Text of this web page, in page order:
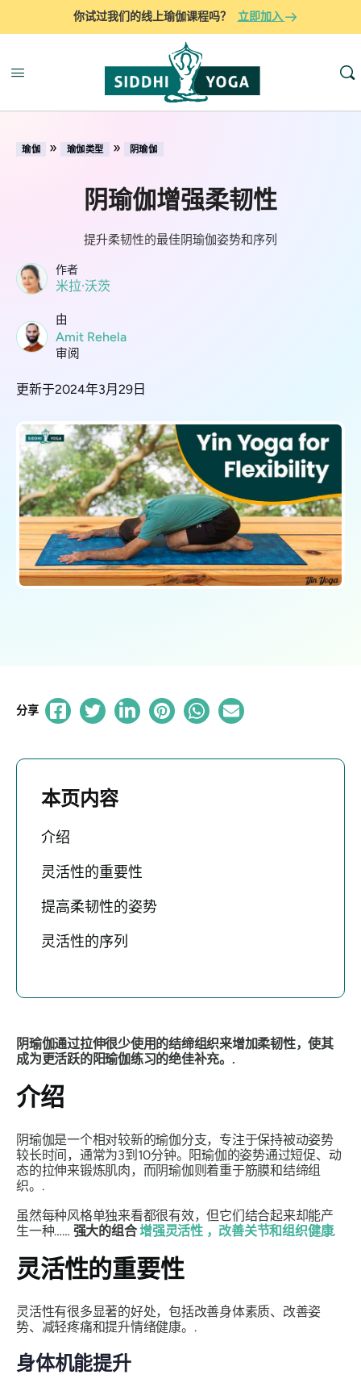
你试过我们的线上瑜伽课程吗？ 立即加入
瑜伽 » 瑜伽类型 » 阴瑜伽
阴瑜伽增强柔韧性
提升柔韧性的最佳阴瑜伽姿势和序列
作者
米拉·沃茨
由
Amit Rehela
审阅
更新于2024年3月29日
分享
本页内容
介绍
灵活性的重要性
提高柔韧性的姿势
灵活性的序列
阴瑜伽通过拉伸很少使用的结缔组织来增加柔韧性，使其
成为更活跃的阳瑜伽练习的绝佳补充。.
介绍
阴瑜伽是一个相对较新的瑜伽分支，专注于保持被动姿势
较长时间，通常为3到10分钟。阳瑜伽的姿势通过短促、动
态的拉伸来锻炼肌肉，而阴瑜伽则着重于筋膜和结缔组
织。.
虽然每种风格单独来看都很有效，但它们结合起来却能产
生一种…… 强大的组合增强灵活性，改善关节和组织健康.
灵活性的重要性
灵活性有很多显著的好处，包括改善身体素质、改善姿
势、减轻疼痛和提升情绪健康。.
身体机能提升